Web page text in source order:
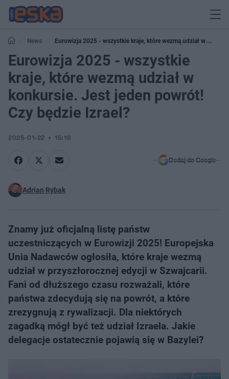
News
Eurowizja 2025 - wszystkie kraje, które wezmą udział w
konkursie. Jest jeden powrót! Czy będzie Izrael?
Eurowizja 2025 - wszystkie
kraje, które wezmą udział w
konkursie. Jest jeden powrót!
Czy będzie Izrael?
2025-01-22 15:16
Dodaj do Google
Adrian Rybak
Znamy już oficjalną listę państw
uczestniczących w Eurowizji 2025! Europejska
Unia Nadawców ogłosiła, które kraje wezmą
udział w przyszłorocznej edycji w Szwajcarii.
Fani od dłuższego czasu rozważali, które
państwa zdecydują się na powrót, a które
zrezygnują z rywalizacji. Dla niektórych
zagadką mógł być też udział Izraela. Jakie
delegacje ostatecznie pojawią się w Bazylei?